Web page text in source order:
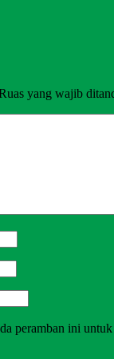
yang wajib
peramban ini